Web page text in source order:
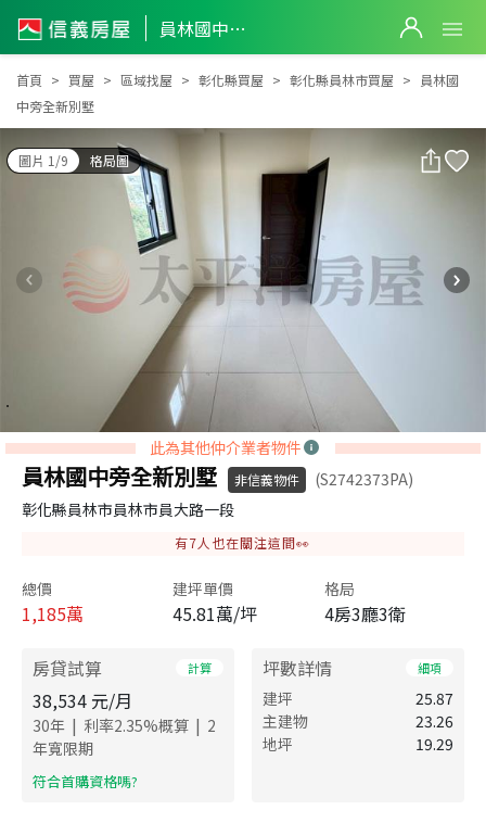
員林國中旁全新別墅
員林國中旁全新別墅
首頁 買屋 區域找屋 彰化縣買屋 彰化縣員林市買屋
員林國
中旁全新別墅
圖片 1/9 格局圖
此為其他仲介業者物件
員林國中旁全新別墅 非信義物件
(S2742373PA)
彰化縣員林市員林市員大路一段
有7人也在關注這間👀
總價
1,185萬
建坪單價
45.81萬/坪
格局
4房3廳3衛
房貸試算 計算
38,534 元/月
30年 | 利率2.35%概算 | 2
年寬限期
​符合首購資格嗎?
坪數詳情 細項
建坪
25.87
主建物
23.26
地坪
19.29